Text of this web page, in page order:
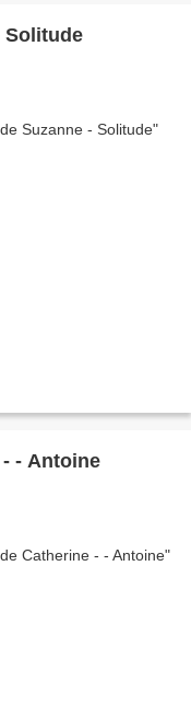
Solitude
Juste une image de Catherine - - Antoine